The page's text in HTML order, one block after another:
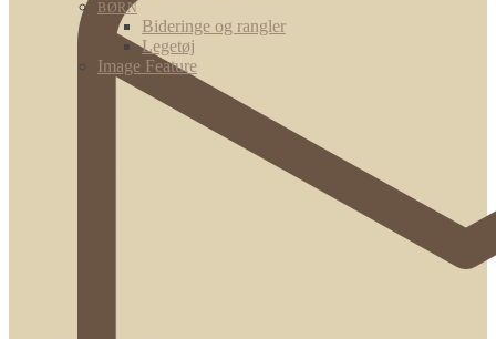
BØRN
Bideringe og rangler
Legetøj
Image Feature